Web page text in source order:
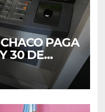
PAGA
30 DE
DE